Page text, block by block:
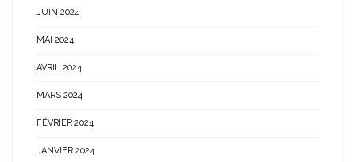
JUIN 2024
MAI 2024
AVRIL 2024
MARS 2024
FÉVRIER 2024
JANVIER 2024